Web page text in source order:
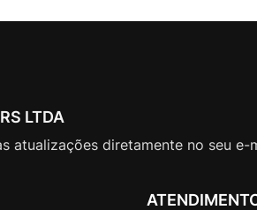
LTDA
atualizações diretamente no seu e-